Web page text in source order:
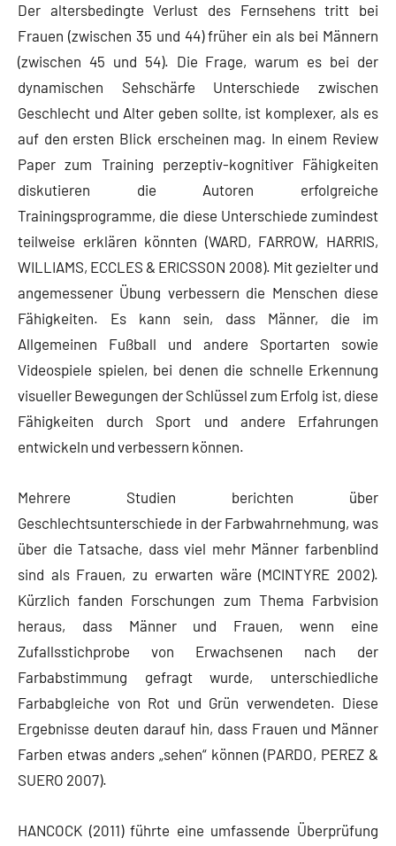
Der altersbedingte Verlust des Fernsehens tritt bei
Frauen (zwischen 35 und 44) ​​früher ein als bei Männern
(zwischen 45 und 54). Die Frage, warum es bei der
dynamischen Sehschärfe Unterschiede zwischen
Geschlecht und Alter geben sollte, ist komplexer, als es
auf den ersten Blick erscheinen mag. In einem Review
Paper zum Training perzeptiv-kognitiver Fähigkeiten
diskutieren die Autoren erfolgreiche
Trainingsprogramme, die diese Unterschiede zumindest
teilweise erklären könnten (WARD, FARROW, HARRIS,
WILLIAMS, ECCLES & ERICSSON 2008). Mit gezielter und
angemessener Übung verbessern die Menschen diese
Fähigkeiten. Es kann sein, dass Männer, die im
Allgemeinen Fußball und andere Sportarten sowie
Videospiele spielen, bei denen die schnelle Erkennung
visueller Bewegungen der Schlüssel zum Erfolg ist, diese
Fähigkeiten durch Sport und andere Erfahrungen
entwickeln und verbessern können.
Mehrere Studien berichten über
Geschlechtsunterschiede in der Farbwahrnehmung, was
über die Tatsache, dass viel mehr Männer farbenblind
sind als Frauen, zu erwarten wäre (MCINTYRE 2002).
Kürzlich fanden Forschungen zum Thema Farbvision
heraus, dass Männer und Frauen, wenn eine
Zufallsstichprobe von Erwachsenen nach der
Farbabstimmung gefragt wurde, unterschiedliche
Farbabgleiche von Rot und Grün verwendeten. Diese
Ergebnisse deuten darauf hin, dass Frauen und Männer
Farben etwas anders „sehen“ können (PARDO, PEREZ &
SUERO 2007).
HANCOCK (2011) führte eine umfassende Überprüfung